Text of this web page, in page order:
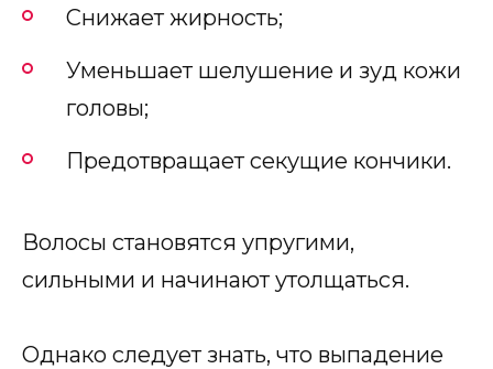
Снижает жирность;
Уменьшает шелушение и зуд кожи
головы;
Предотвращает секущие кончики.
Волосы становятся упругими,
сильными и начинают утолщаться.
Однако следует знать, что выпадение